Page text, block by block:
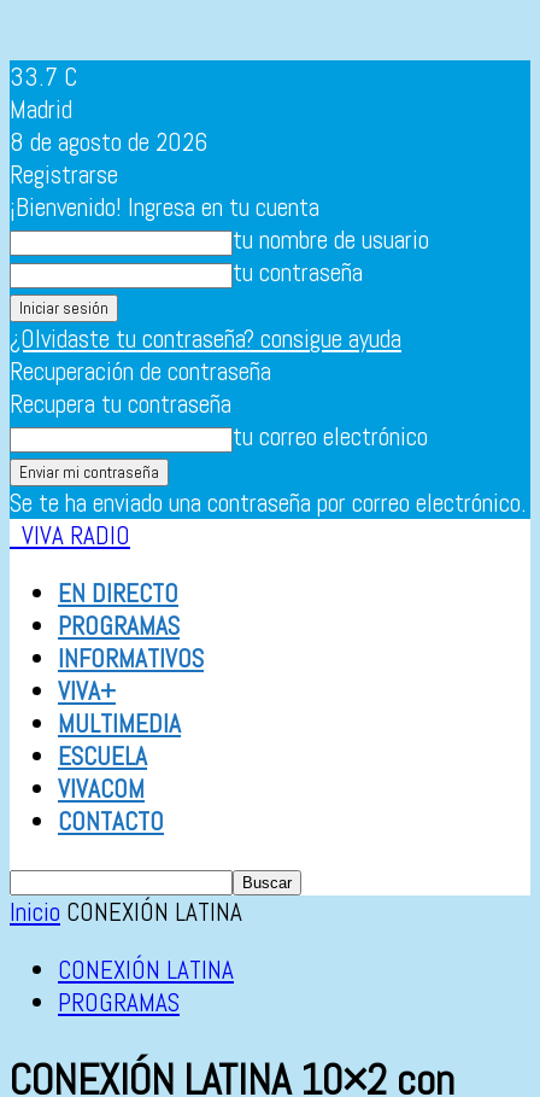
33.7 C
Madrid
8 de agosto de 2026
Registrarse
¡Bienvenido! Ingresa en tu cuenta
tu nombre de usuario
tu contraseña
¿Olvidaste tu contraseña? consigue ayuda
Recuperación de contraseña
Recupera tu contraseña
tu correo electrónico
Se te ha enviado una contraseña por correo electrónico.
VIVA RADIO
EN DIRECTO
PROGRAMAS
INFORMATIVOS
VIVA+
MULTIMEDIA
ESCUELA
VIVACOM
CONTACTO
Inicio CONEXIÓN LATINA
CONEXIÓN LATINA
PROGRAMAS
CONEXIÓN LATINA 10×2 con